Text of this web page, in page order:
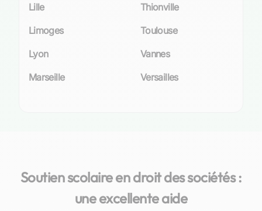
Lille
Limoges
Lyon
Marseille
Thionville
Toulouse
Vannes
Versailles
Soutien scolaire en droit des sociétés :
une excellente aide